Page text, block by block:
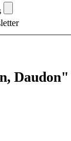
Daudon"